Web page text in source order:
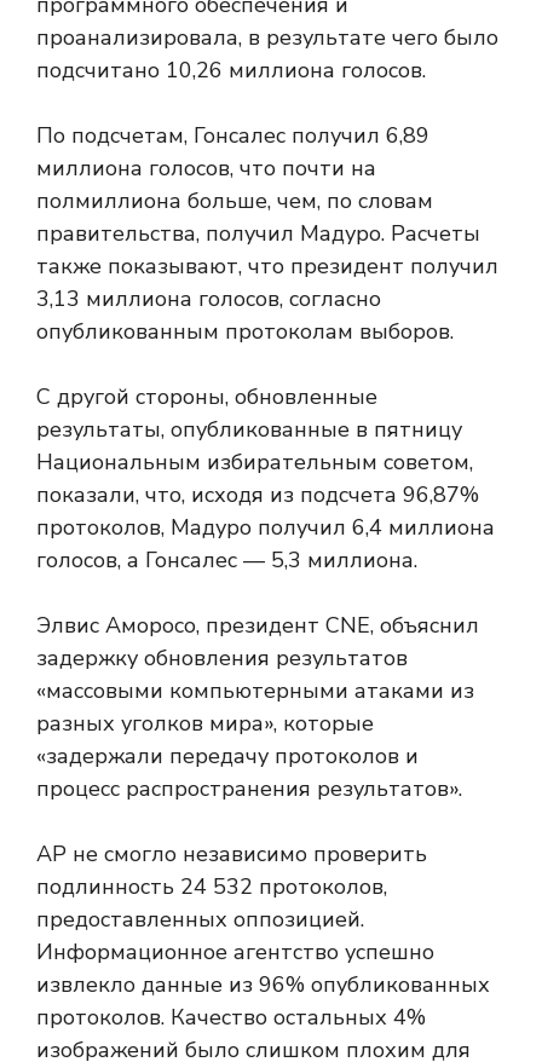
проанализировала, в результате чего было
подсчитано 10,26 миллиона голосов.
По подсчетам, Гонсалес получил 6,89
миллиона голосов, что почти на
полмиллиона больше, чем, по словам
правительства, получил Мадуро. Расчеты
также показывают, что президент получил
3,13 миллиона голосов, согласно
опубликованным протоколам выборов.
С другой стороны, обновленные
результаты, опубликованные в пятницу
Национальным избирательным советом,
показали, что, исходя из подсчета 96,87%
протоколов, Мадуро получил 6,4 миллиона
голосов, а Гонсалес — 5,3 миллиона.
Элвис Аморосо, президент CNE, объяснил
задержку обновления результатов
«массовыми компьютерными атаками из
разных уголков мира», которые
«задержали передачу протоколов и
процесс распространения результатов».
AP не смогло независимо проверить
подлинность 24 532 протоколов,
предоставленных оппозицией.
Информационное агентство успешно
извлекло данные из 96% опубликованных
протоколов. Качество остальных 4%
изображений было слишком плохим для